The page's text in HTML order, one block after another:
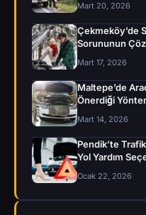
Mart 20, 2026
Çekmeköy’de
Sorununun
Mart 17, 2026
Maltepe’de
Önerdiği
Mart 14, 2026
Pendik’te
Yol Yardım
Ocak 22, 2026